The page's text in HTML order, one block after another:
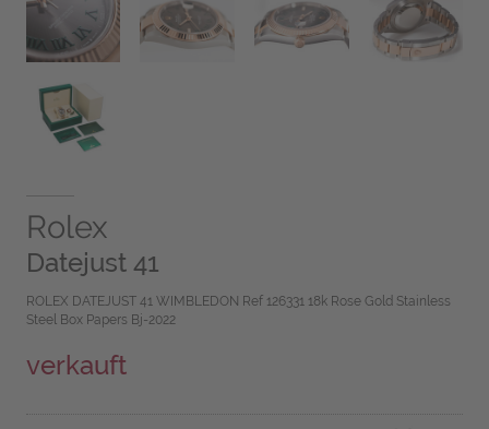
Rolex
Datejust 41
ROLEX DATEJUST 41 WIMBLEDON Ref 126331 18k Rose Gold Stainless
Steel Box Papers Bj-2022
verkauft